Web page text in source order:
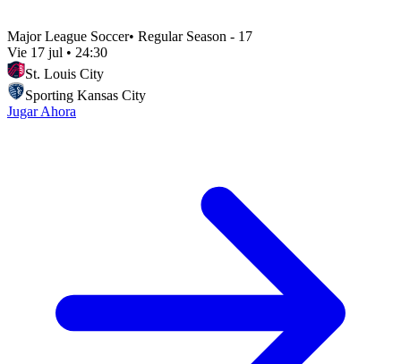
Major League Soccer• Regular Season - 17
Vie 17 jul • 24:30
St. Louis City
Sporting Kansas City
Jugar Ahora